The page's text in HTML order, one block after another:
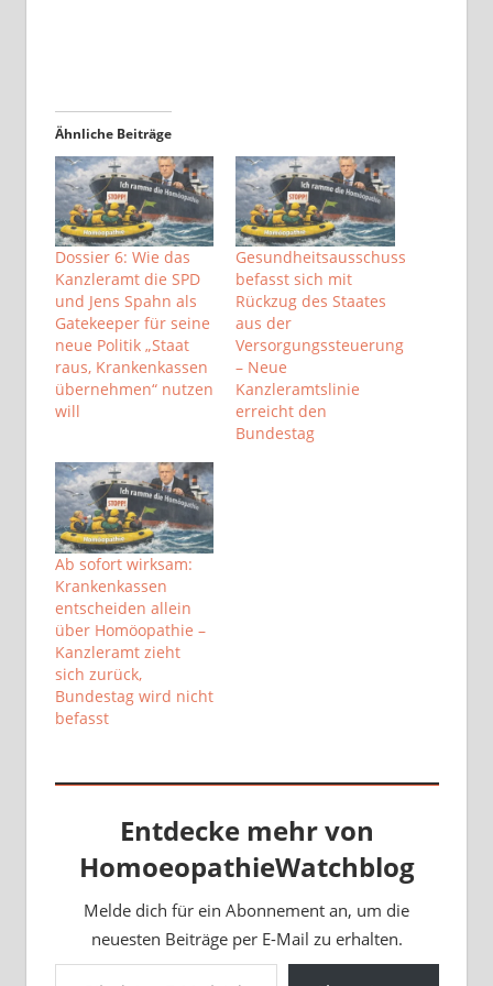
Ähnliche Beiträge
Dossier 6: Wie das
Kanzleramt die SPD
und Jens Spahn als
Gatekeeper für seine
neue Politik „Staat
raus, Krankenkassen
übernehmen“ nutzen
will
Gesundheitsausschuss
befasst sich mit
Rückzug des Staates
aus der
Versorgungssteuerung
– Neue
Kanzleramtslinie
erreicht den
Bundestag
Ab sofort wirksam:
Krankenkassen
entscheiden allein
über Homöopathie –
Kanzleramt zieht
sich zurück,
Bundestag wird nicht
befasst
Entdecke mehr von
HomoeopathieWatchblog
Melde dich für ein Abonnement an, um die
neuesten Beiträge per E-Mail zu erhalten.
Gib deine E-Mail-Adresse ein ...